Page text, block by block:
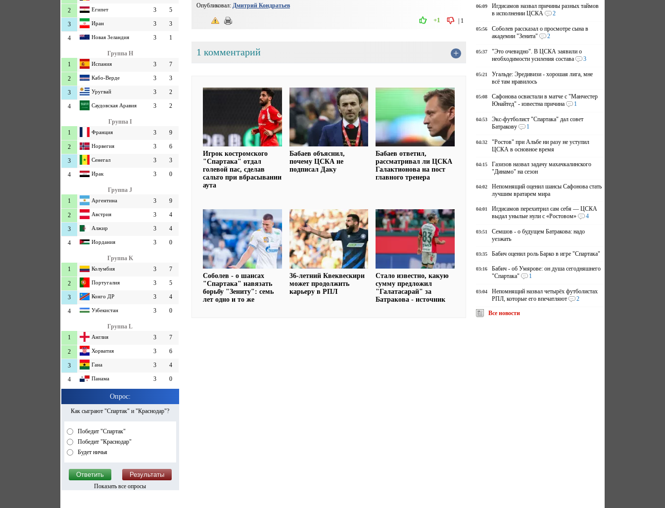
2 Египет 3 5
3 Иран 3 3
4 Новая Зеландия 3 1
Группа H
1
Испания 3 7
2 Кабо-Верде 3 3
3 Уругвай 3 2
4 Саудовская Аравия 3 2
Группа I
1
Франция 3 9
2 Норвегия 3 6
3 Сенегал 3 3
4 Ирак 3 0
Группа J
1
Аргентина 3 9
2 Австрия 3 4
3 Алжир 3 4
4 Иордания 3 0
Группа K
1
Колумбия 3 7
2 Португалия 3 5
3 Конго ДР 3 4
4 Узбекистан 3 0
Группа L
1
Англия 3 7
2 Хорватия 3 6
3 Гана 3 4
4 Панама 3 0
Опрос:
Как сыграют "Спартак" и "Краснодар"?
Победит "Спартак"
Победит "Краснодар"
Будет ничья
Показать все опросы
Опубликовал: Дмитрий Кондратьев
1
+1
1 комментарий +
Игрок костромского
"Спартака" отдал
голевой пас, сделав
сальто при вбрасывании
аута
Бабаев объяснил,
почему ЦСКА не
подписал Даку
Бабаев ответил,
рассматривал ли ЦСКА
Галактионова на пост
главного тренера
Соболев - о шансах
"Спартака" навязать
борьбу "Зениту": семь
лет одно и то же
36-летний Квеквескири
может продолжить
карьеру в РПЛ
Стало известно, какую
сумму предложил
"Галатасарай" за
Батракова - источник
06:09
Игдисамов назвал причины разных таймов
в исполнении ЦСКА
2
05:56
Соболев рассказал о просмотре сына в
академии "Зенита"
2
05:37
"Это очевидно". В ЦСКА заявили о
необходимости усиления состава
3
05:21
Угальде: Эредивизи - хорошая лига, мне
всё там нравилось
05:08
Сафонова освистали в матче с "Манчестер
Юнайтед" - известна причина
1
04:53
Экс-футболист "Спартака" дал совет
Батракову
1
04:32
"Ростов" при Альбе ни разу не уступил
ЦСКА в основное время
04:15
Газизов назвал задачу махачкалинского
"Динамо" на сезон
04:02
Непомнящий оценил шансы Сафонова стать
лучшим вратарем мира
04:01
Игдисамов перехитрил сам себя — ЦСКА
выдал унылые нули с «Ростовом»
4
03:51
Семшов - о будущем Батракова: надо
уезжать
03:35 Бабич оценил роль Барко в игре "Спартака"
03:16
Бабич - об Умярове: он душа сегодняшнего
"Спартака"
1
03:04
Непомнящий назвал четырёх футболистах
РПЛ, которые его впечатляют
2
Все новости